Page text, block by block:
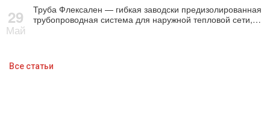
29
Май
Труба Флексален — гибкая заводски предизолированная
трубопроводная система для наружной тепловой сети,…
Все статьи